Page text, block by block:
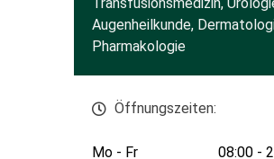
Augenheilkunde,
Pharmakologie
Öffnungszeiten:
Mo - Fr 08:00 -